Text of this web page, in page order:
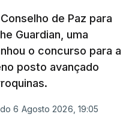
de Paz para
Guardian, uma
o concurso para a
posto avançado
6 Agosto 2026, 19:05